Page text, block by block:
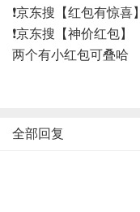
❗️京东搜【红包有惊喜】
❗京东搜【神价红包】
两个有小红包可叠哈
全部回复